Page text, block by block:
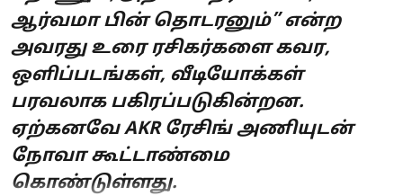
ஆர்வமா பின் தொடரனும்” என்ற
அவரது உரை ரசிகர்களை கவர,
ஒளிப்படங்கள், வீடியோக்கள்
பரவலாக பகிரப்படுகின்றன.
ஏற்கனவே AKR ரேசிங் அணியுடன்
நோவா கூட்டாண்மை
கொண்டுள்ளது.